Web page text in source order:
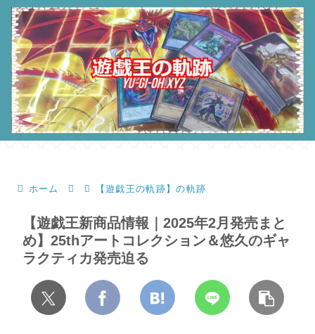
ホーム 【遊戯王の軌跡】の軌跡
【遊戯王新商品情報｜2025年2月発売まと
め】25thアートコレクション＆悠久のギャ
ラクティカ発売迫る